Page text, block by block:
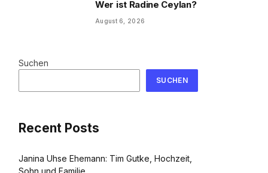
Wer ist Radine Ceylan?
August 6, 2026
Suchen
SUCHEN
Recent Posts
Janina Uhse Ehemann: Tim Gutke, Hochzeit,
Sohn und Familie